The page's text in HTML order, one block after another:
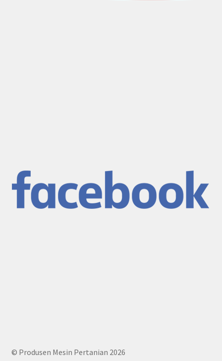
© Produsen Mesin Pertanian 2026